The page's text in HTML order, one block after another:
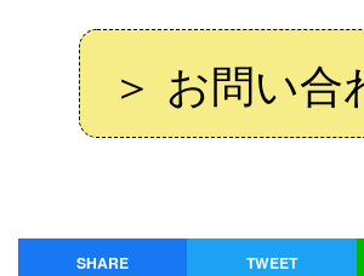
＞ お問い合
SHARE TWEET